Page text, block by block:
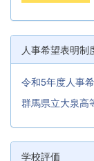
人事希望表明制
令和5年度人事
群馬県立大泉高
学校評価